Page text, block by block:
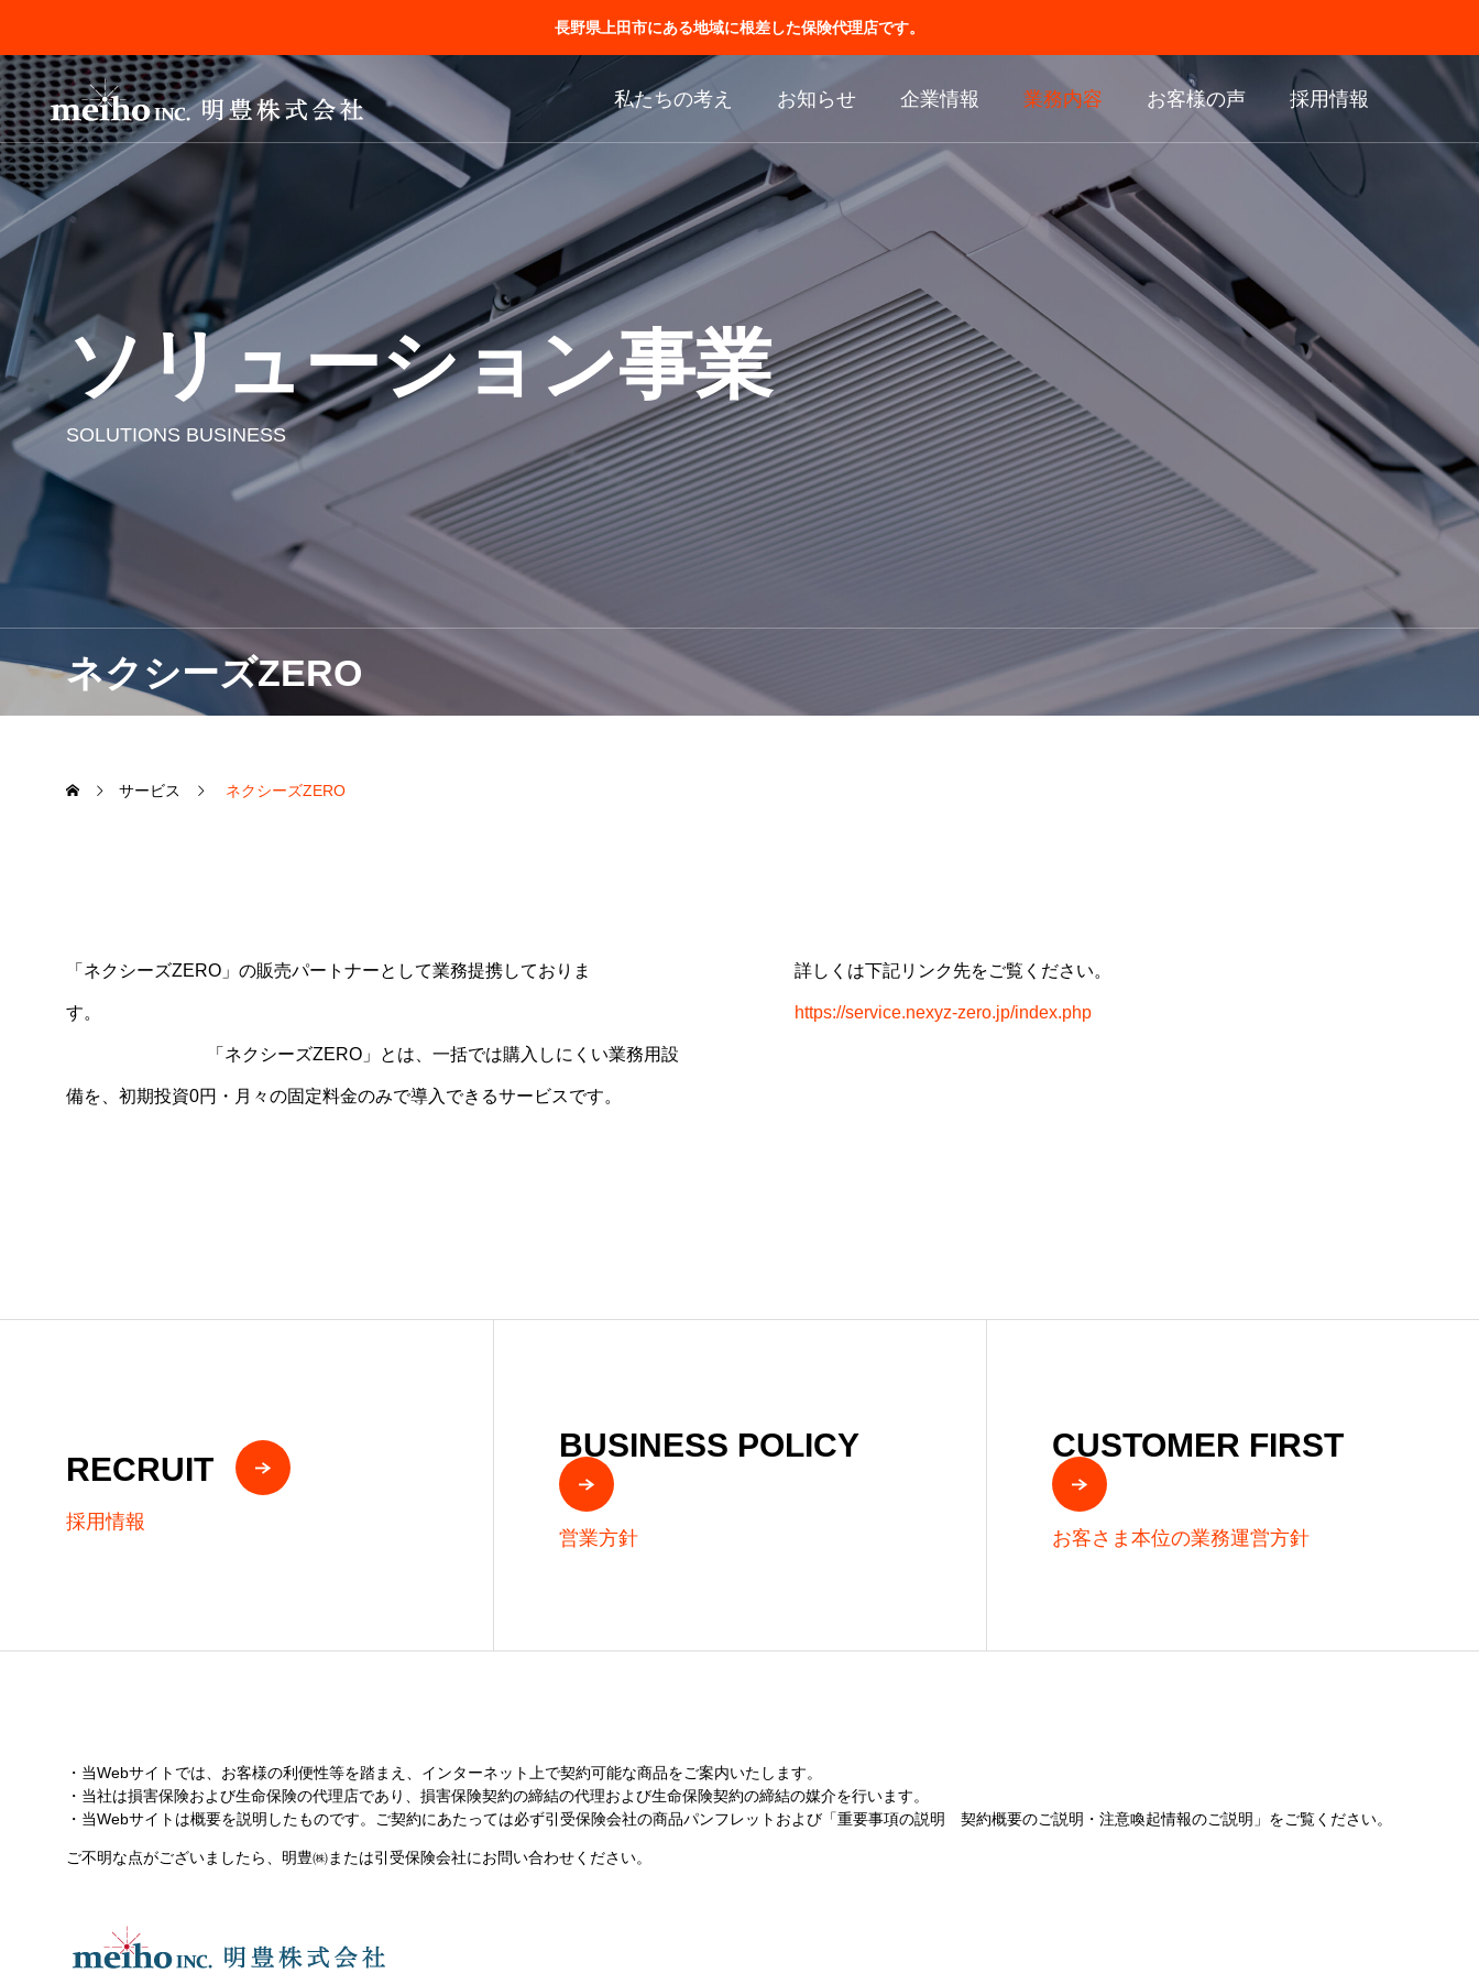
長野県上田市にある地域に根差した保険代理店です。
私たちの考え お知らせ 企業情報 業務内容 お客様の声 採用情報
SERVICE
私たちの事業について
保険業務
INSURANCE OPERATIONS
損害保険
ソリューション事
業
SOLUTIONS BUSINESS
自動車リース、AMSカードの紹介業務
その他業務
OTHER SERVICE
自社ビル テナント賃貸業
収入印紙・切手の販売業務
ネクシーズZERO
ソリューション事業
SOLUTIONS BUSINESS
サービス ネクシーズZERO
「ネクシーズZERO」の販売パートナーとして業務提携しておりま
す。
「ネクシーズZERO」とは、⼀括では購⼊しにくい業務⽤設
備を、初期投資0円・⽉々の固定料⾦のみで導⼊できるサービスです。
詳しくは下記リンク先をご覧ください。
https://service.nexyz-zero.jp/index.php
RECRUIT
採用情報
BUSINESS POLICY
営業方針
CUSTOMER FIRST
お客さま本位の業務運営方針
当Webサイトでは、お客様の利便性等を踏まえ、インターネット上で契約可能な商品をご案内いたします。
当社は損害保険および生命保険の代理店であり、損害保険契約の締結の代理および生命保険契約の締結の媒介を行います。
当Webサイトは概要を説明したものです。ご契約にあたっては必ず引受保険会社の商品パンフレットおよび「重要事項の説明 契約概要のご説明・注意喚起情報のご説明」をご覧ください。
ご不明な点がございましたら、明豊㈱または引受保険会社にお問い合わせください。